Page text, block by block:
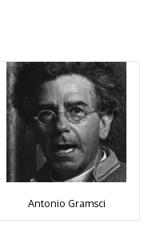
Antonio Gramsci